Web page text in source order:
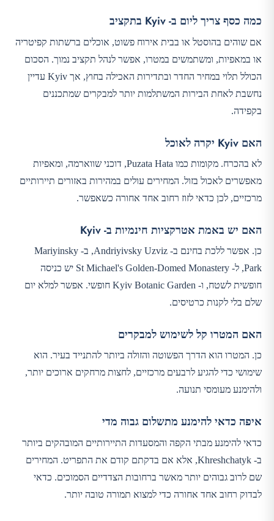
כמה כסף צריך ליום ב- Kyiv בתקציב
אם שוהים בהוסטל או בבית אירוח פשוט, אוכלים ברשתות קפיטריה
או במאפיות, ומשתמשים במטרו, אפשר לנהל תקציב נמוך. הסכום
הכולל תלוי במחיר החדר ובתדירות האכילה בחוץ, אך Kyiv עדיין
נחשבת לאחת הבירות המשתלמות יותר למבקרים שמתכננים
בקפידה.
האם Kyiv יקרה לאוכל
לא בהכרח. מקומות כמו Puzata Hata, דוכני שווארמה, ומאפיות
מאפשרים לאכול בזול. המחירים עולים במהירות באזורים תיירותיים
מרכזיים, לכן כדאי לזוז רחוב אחד אחורה כשאפשר.
האם יש באמת אטרקציות חינמיות ב- Kyiv
כן. אפשר ללכת בחינם ב- Andriyivsky Uzviz, ב- Mariyinsky
Park, ל- St Michael's Golden-Domed Monastery יש כניסה
חופשית לשטח, ו- Kyiv Botanic Garden חופשי. אפשר למלא יום
שלם בלי לקנות כרטיסים.
האם המטרו קל לשימוש למבקרים
כן. המטרו הוא הדרך הפשוטה והזולה ביותר להתנייד בעיר. הוא
שימושי כדי להגיע לרבעים מרכזיים, לחצות מרחקים ארוכים יותר,
ולהימנע מעומסי תנועה.
איפה כדאי להימנע מתשלום גבוה מדי
כדאי להימנע מבתי הקפה והמסעדות התיירותיים המובהקים ביותר
ב- Khreshchatyk, אלא אם בדקתם קודם את התפריט. המחירים
שם לרוב גבוהים יותר מאשר ברחובות הצדדיים הסמוכים. כדאי
לבדוק רחוב אחד אחורה כדי למצוא תמורה טובה יותר.